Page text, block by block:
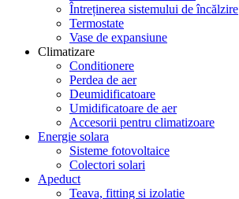
Întreținerea sistemului de încălzire
Termostate
Vase de expansiune
Climatizare
Conditionere
Perdea de aer
Deumidificatoare
Umidificatoare de aer
Accesorii pentru climatizoare
Energie solara
Sisteme fotovoltaice
Colectori solari
Apeduct
Teava, fitting si izolatie